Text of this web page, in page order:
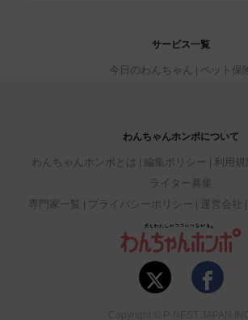
サービス一覧
今日のわんちゃん ペット保
わんちゃんホンポについて
わんちゃんホンポとは 編集ポリシー 利用規
ライター募集
専門家一覧
プライバシーポリシー 運営会社